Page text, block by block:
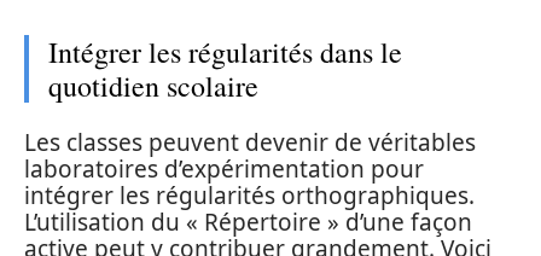
Intégrer les régularités dans le
quotidien scolaire
Les classes peuvent devenir de véritables
laboratoires d’expérimentation pour
intégrer les régularités orthographiques.
L’utilisation du « Répertoire » d’une façon
active peut y contribuer grandement. Voici